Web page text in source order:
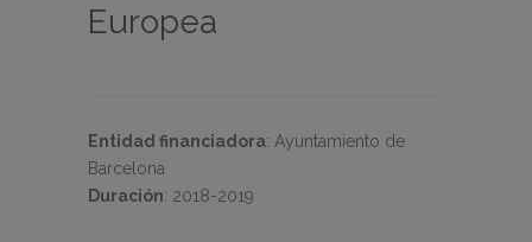
Europea
Entidad financiadora: Ayuntamiento de
Barcelona
Duración: 2018-2019